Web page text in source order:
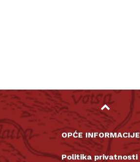
OPĆE INFORMACIJE
Politika privatnosti